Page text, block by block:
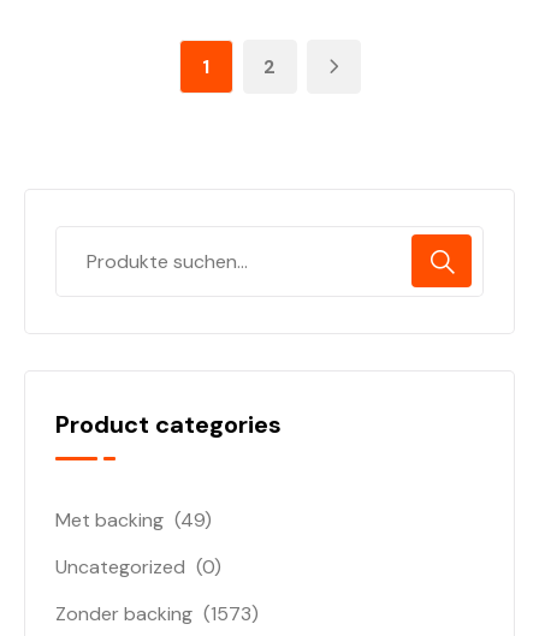
1 2
Product categories
Met backing (49)
Uncategorized (0)
Zonder backing (1573)